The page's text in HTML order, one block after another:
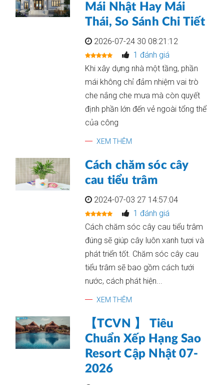
Mái Nhật Hay Mái
Thái, So Sánh Chi Tiết
2026-07-24 30 08:21:12
1 đánh giá
Khi xây dựng nhà một tầng, phần
mái không chỉ đảm nhiệm vai trò
che nắng che mưa mà còn quyết
định phần lớn đến vẻ ngoài tổng thể
của công
XEM THÊM
Cách chăm sóc cây
cau tiểu trâm
2024-07-03 27 14:57:04
1 đánh giá
Cách chăm sóc cây cau tiểu trâm
đúng sẽ giúp cây luôn xanh tươi và
phát triển tốt. Chăm sóc cây cau
tiểu trâm sẽ bao gồm cách tưới
nước, cách phát hiện...
XEM THÊM
【TCVN 】 Tiêu
Chuẩn Xếp Hạng Sao
Resort Cập Nhật 07-
2026